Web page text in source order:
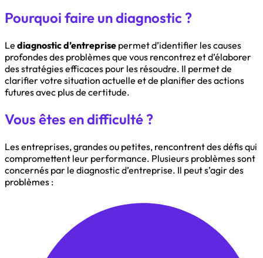
Pourquoi faire un diagnostic ?
Le diagnostic d’entreprise permet d’identifier les causes
profondes des problèmes que vous rencontrez et d’élaborer
des stratégies efficaces pour les résoudre. Il permet de
clarifier votre situation actuelle et de planifier des actions
futures avec plus de certitude.
Vous êtes en difficulté ?
Les entreprises, grandes ou petites, rencontrent des défis qui
compromettent leur performance. Plusieurs problèmes sont
concernés par le diagnostic d’entreprise. Il peut s’agir des
problèmes :